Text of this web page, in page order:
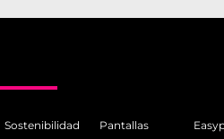
mediante cláusulas contractuales
Sostenibilidad Pantallas